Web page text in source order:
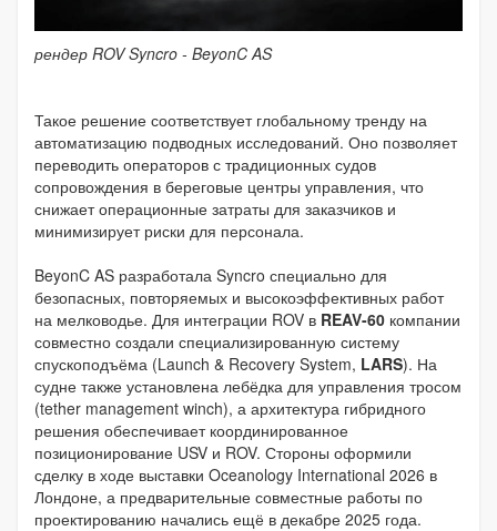
рендер ROV Syncro - BeyonC AS
Такое решение соответствует глобальному тренду на
автоматизацию подводных исследований. Оно позволяет
переводить операторов с традиционных судов
сопровождения в береговые центры управления, что
снижает операционные затраты для заказчиков и
минимизирует риски для персонала.
BeyonC AS разработала Syncro специально для
безопасных, повторяемых и высокоэффективных работ
на мелководье. Для интеграции ROV в REAV-60 компании
совместно создали специализированную систему
спускоподъёма (Launch & Recovery System, LARS). На
судне также установлена лебёдка для управления тросом
(tether management winch), а архитектура гибридного
решения обеспечивает координированное
позиционирование USV и ROV. Стороны оформили
сделку в ходе выставки Oceanology International 2026 в
Лондоне, а предварительные совместные работы по
проектированию начались ещё в декабре 2025 года.